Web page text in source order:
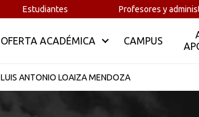
Estudiantes Profesores y
OFERTA ACADÉMICA CAMPUS
LUIS ANTONIO LOAIZA MENDOZA